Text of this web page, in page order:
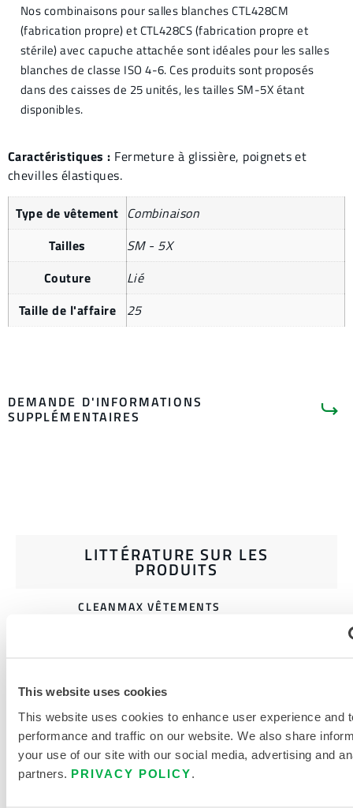
This website uses cookies
This website uses cookies to enhance user experience and
performance and traffic on our website. We also share
your use of our site with our social media, advertising and
partners. PRIVACY POLICY
Nos combinaisons pour salles blanches CTL428CM
(fabrication propre) et CTL428CS (fabrication propre et
stérile) avec capuche attachée sont idéales pour les salles
blanches de classe ISO 4-6. Ces produits sont proposés
dans des caisses de 25 unités, les tailles SM-5X étant
disponibles.
Caractéristiques : Fermeture à glissière, poignets et
chevilles élastiques.
Type de vêtement Combinaison
Tailles
SM - 5X
Couture
Lié
Taille de l'affaire
25
DEMANDE D'INFORMATIONS
SUPPLÉMENTAIRES
LITTÉRATURE SUR LES
PRODUITS
CLEANMAX VÊTEMENTS
L'ENVIRONNEMENT CRITIQUE
TABLEAU DES TAILLES DES
VÊTEMENTS JETABLES ET
CHIMIQUES